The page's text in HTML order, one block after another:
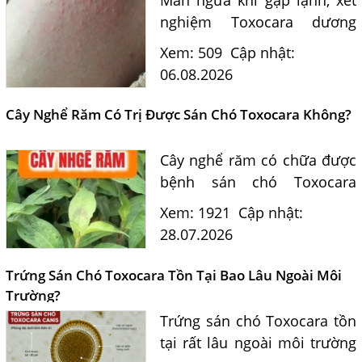
nghiệm Toxocara dương
tính 0,5 có phải nguyên
nhân? Tiến sĩ Bác sĩ Nguyễn
điều trị và phòng ngừa sán...
Xem: 509 Cập nhật:
06.08.2026
Cây Nghể Răm Có Trị Được Sán Chó Toxocara Không?
Cây nghể răm có chữa được
bệnh sán chó Toxocara
không? Tiến sĩ Bác sĩ
Nguyễn Hằng Lan giải đáp
học và hướng dẫn điều trị
Xem: 1921 Cập nhật:
28.07.2026
Trứng Sán Chó Toxocara Tồn Tại Bao Lâu Ngoài Môi
Trường?
Trứng sán chó Toxocara tồn
tại rất lâu ngoài môi trường
Một Số Điều Cần Biết Về Ký Sinh Trùng Demodex Trên Da
Người